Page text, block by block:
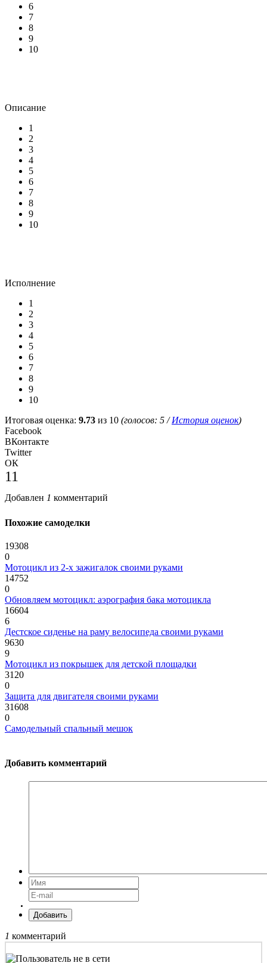
6
7
8
9
10
Описание
1
2
3
4
5
6
7
8
9
10
Исполнение
1
2
3
4
5
6
7
8
9
10
Итоговая оценка: 9.73 из 10 (голосов: 5 /История оценок)
Facebook
ВКонтакте
Twitter
ОК
11
Добавлен 1 комментарий
Похожие самоделки
19308
0
Мотоцикл из 2-х зажигалок своими руками
14752
0
Обновляем мотоцикл: аэрография бака мотоцикла
16604
6
Дестское сиденье на раму велосипеда своими руками
9630
9
Мотоцикл из покрышек для детской площадки
3120
0
Защита для двигателя своими руками
31608
0
Самодельный спальный мешок
Добавить комментарий
Добавить
1 комментарий